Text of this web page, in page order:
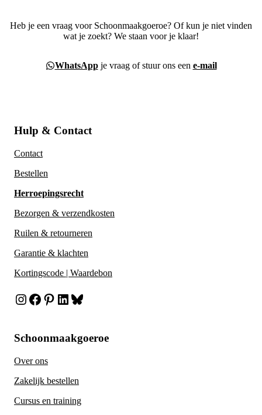
Heb je een vraag voor Schoonmaakgoeroe? Of kun je niet vinden
wat je zoekt? We staan voor je klaar!
WhatsAppje vraag of stuur ons een e-mail
Hulp & Contact
Contact
Bestellen
Herroepingsrecht
Bezorgen & verzendkosten
Ruilen & retourneren
Garantie & klachten
Kortingscode | Waardebon
Instagram
Facebook
Pinterest
LinkedIn
Bluesky
Schoonmaakgoeroe
Over ons
Zakelijk bestellen
Cursus en training